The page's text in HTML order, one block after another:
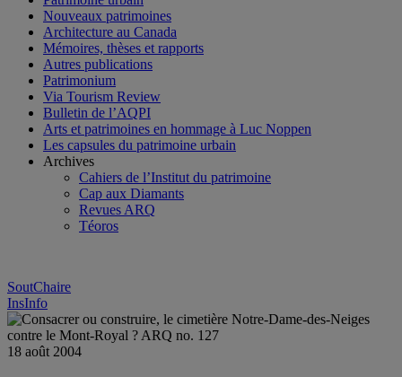
Nouveaux patrimoines
Architecture au Canada
Mémoires, thèses et rapports
Autres publications
Patrimonium
Via Tourism Review
Bulletin de l’AQPI
Arts et patrimoines en hommage à Luc Noppen
Les capsules du patrimoine urbain
Archives
Cahiers de l’Institut du patrimoine
Cap aux Diamants
Revues ARQ
Téoros
SoutChaire
InsInfo
18 août 2004